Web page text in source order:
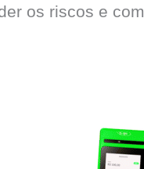
os riscos e